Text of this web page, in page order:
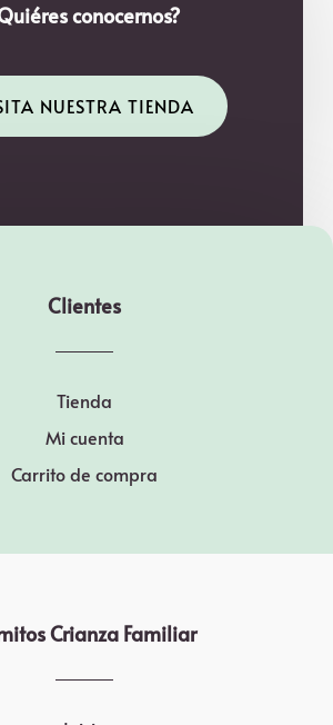
conocernos?
NUESTRA TIENDA
Clientes
Tienda
Mi cuenta
Carrito de compra
Crianza Familiar